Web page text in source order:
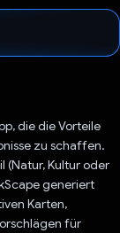
die die Vorteile
zu schaffen.
(Natur, Kultur oder
generiert
Karten,
für